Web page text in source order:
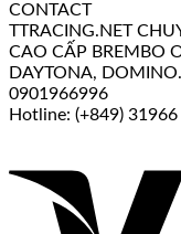
CONTACT
TTRACING.NET
CAO CẤP BREMBO
DAYTONA,
0901966996
Hotline: (+849)